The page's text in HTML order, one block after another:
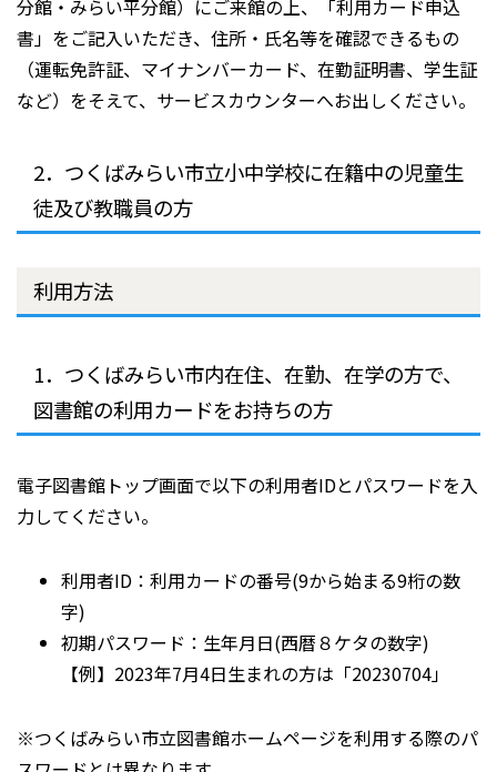
分館・みらい平分館）にご来館の上、「利用カード申込
書」をご記入いただき、住所・氏名等を確認できるもの
（運転免許証、マイナンバーカード、在勤証明書、学生証
など）をそえて、サービスカウンターへお出しください。
2．つくばみらい市立小中学校に在籍中の児童生
徒及び教職員の方
利用方法
1．つくばみらい市内在住、在勤、在学の方で、
図書館の利用カードをお持ちの方
電子図書館トップ画面で以下の利用者IDとパスワードを入
力してください。
利用者ID：利用カードの番号(9から始まる9桁の数
字)
初期パスワード：生年月日(西暦８ケタの数字)
【例】2023年7月4日生まれの方は「20230704」
※つくばみらい市立図書館ホームページを利用する際のパ